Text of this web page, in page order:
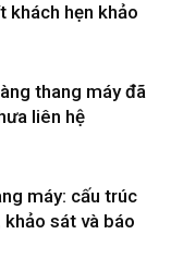
khách hẹn khảo
thang máy đã
liên hệ
máy: cấu trúc
sát và báo